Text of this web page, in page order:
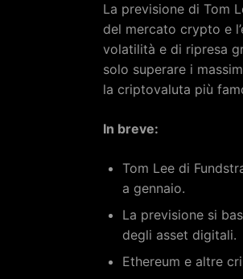
La previsione di Tom
del mercato crypto e
volatilità e di ripresa
solo superare i
la criptovaluta più
In breve:
Tom Lee di
a gennaio.
La previsione si
degli asset digitali.
Ethereum e altre